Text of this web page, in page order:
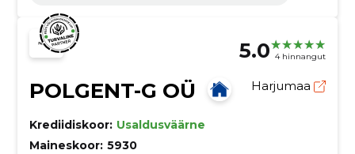
5.0 4 hinnangut
POLGENT-G OÜ Harjumaa
Krediidiskoor: Usaldusväärne
Maineskoor: 5930